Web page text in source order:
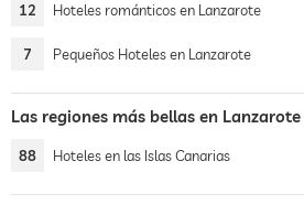
12 Hoteles románticos en Lanzarote
7 Pequeños Hoteles en Lanzarote
Las regiones más bellas en Lanzarote
88 Hoteles en las Islas Canarias